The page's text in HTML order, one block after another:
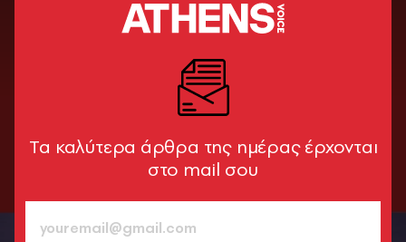
Tα καλύτερα άρθρα της ημέρας έρχονται
στο mail σου